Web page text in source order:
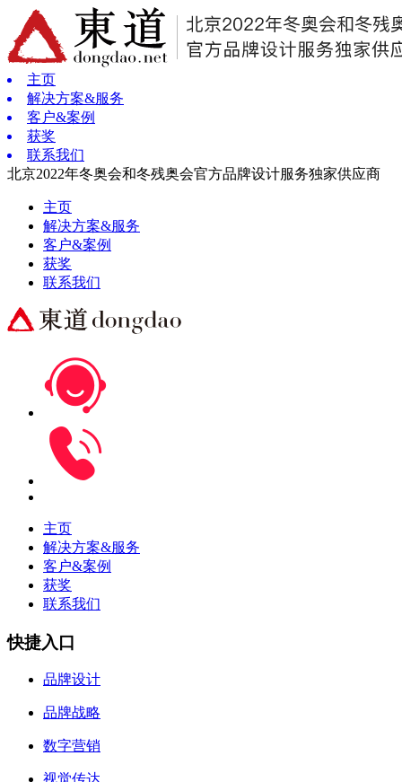
主页
解决方案&服务
客户&案例
获奖
联系我们
北京2022年冬奥会和冬残奥会官方品牌设计服务独家供应商
主页
解决方案&服务
客户&案例
获奖
联系我们
主页
解决方案&服务
客户&案例
获奖
联系我们
快捷入口
品牌设计
品牌战略
数字营销